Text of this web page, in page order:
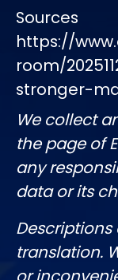
Sources
https://
room/
stronger-
We collect
the page of
any
data or its
Descriptions
translation.